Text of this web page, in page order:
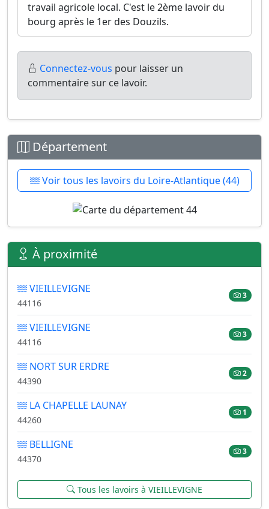
travail agricole local. C'est le 2ème lavoir du
bourg après le 1er des Douzils.
Connectez-vous pour laisser un
commentaire sur ce lavoir.
Département
Voir tous les lavoirs du Loire-Atlantique (44)
À proximité
VIEILLEVIGNE
44116
3
VIEILLEVIGNE
44116
3
NORT SUR ERDRE
44390
2
LA CHAPELLE LAUNAY
44260
1
BELLIGNE
44370
3
Tous les lavoirs à VIEILLEVIGNE